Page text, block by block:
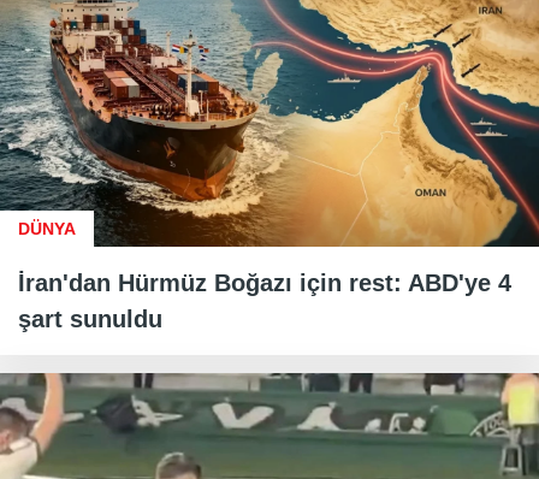
DÜNYA
İran'dan Hürmüz Boğazı için rest: ABD'ye 4
şart sunuldu